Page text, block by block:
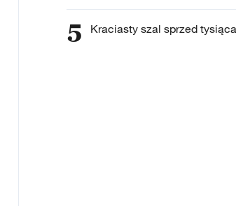
5 Kraciasty szal sprzed